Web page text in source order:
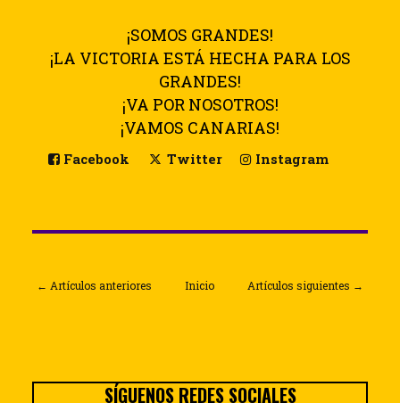
¡SOMOS GRANDES!
¡LA VICTORIA ESTÁ HECHA PARA LOS
GRANDES!
¡VA POR NOSOTROS!
¡VAMOS CANARIAS!
Facebook Twitter Instagram
← Artículos anteriores Artículos siguientes →
Inicio
SÍGUENOS REDES SOCIALES